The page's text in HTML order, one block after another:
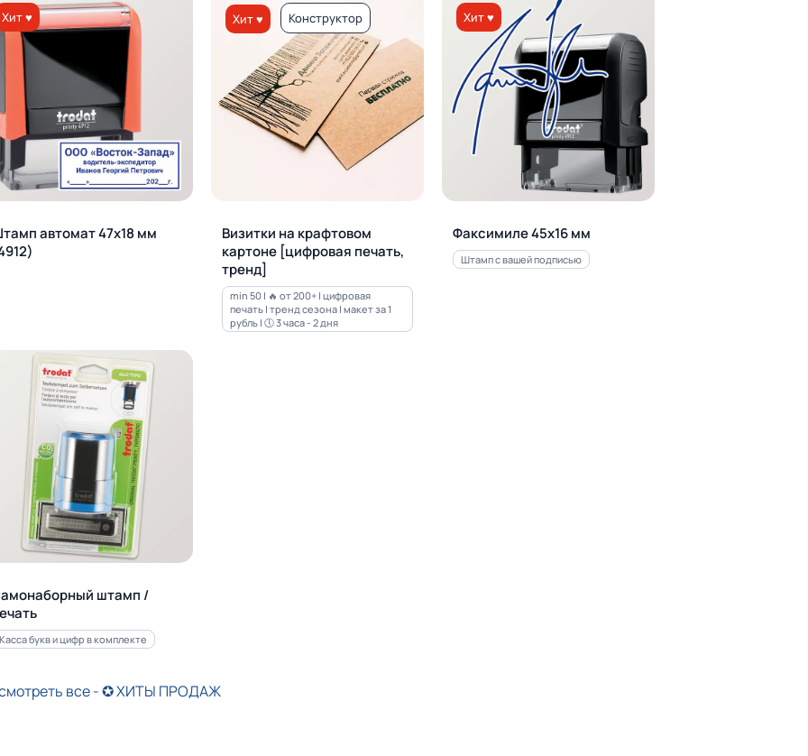
Хит ♥
автомат 47х18 мм
Хит ♥ Конструктор
Визитки на крафтовом
картоне [цифровая печать,
тренд]
min 50 | 🔥 от 200+ | цифровая
печать | тренд сезона | макет за 1
рубль | 🕔 3 часа - 2 дня
Хит ♥
Факсимиле 45х16 мм
Штамп с вашей подписью
штамп /
Касса букв и цифр в комплекте
все - ✪ ХИТЫ ПРОДАЖ